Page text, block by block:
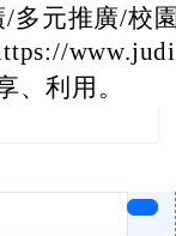
/多元推廣/校
、利用。